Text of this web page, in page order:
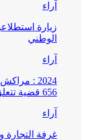
آراء
زيارة
الوطني
آراء
2024 :
656 قضية تتعلق بغسيل الأموال
آراء
غرفة التجارة